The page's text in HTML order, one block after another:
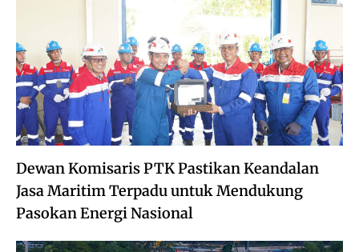
Dewan Komisaris PTK Pastikan Keandalan
Jasa Maritim Terpadu untuk Mendukung
Pasokan Energi Nasional